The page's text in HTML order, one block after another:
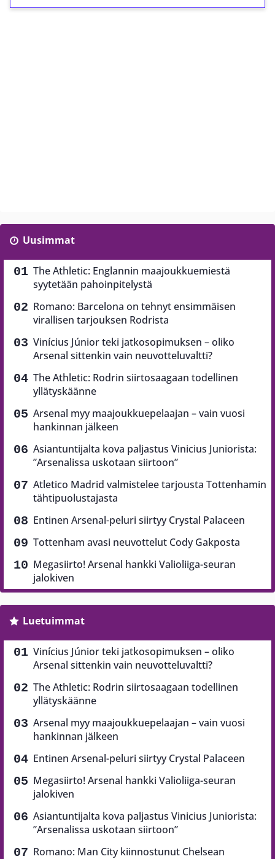
Uusimmat
The Athletic: Englannin maajoukkuemiestä
syytetään pahoinpitelystä
Romano: Barcelona on tehnyt ensimmäisen
virallisen tarjouksen Rodrista
Vinícius Júnior teki jatkosopimuksen – oliko
Arsenal sittenkin vain neuvotteluvaltti?
The Athletic: Rodrin siirtosaagaan todellinen
yllätyskäänne
Arsenal myy maajoukkuepelaajan – vain vuosi
hankinnan jälkeen
Asiantuntijalta kova paljastus Vinicius Juniorista:
”Arsenalissa uskotaan siirtoon”
Atletico Madrid valmistelee tarjousta Tottenhamin
tähtipuolustajasta
Entinen Arsenal-peluri siirtyy Crystal Palaceen
Tottenham avasi neuvottelut Cody Gakposta
Megasiirto! Arsenal hankki Valioliiga-seuran
jalokiven
Luetuimmat
Vinícius Júnior teki jatkosopimuksen – oliko
Arsenal sittenkin vain neuvotteluvaltti?
The Athletic: Rodrin siirtosaagaan todellinen
yllätyskäänne
Arsenal myy maajoukkuepelaajan – vain vuosi
hankinnan jälkeen
Entinen Arsenal-peluri siirtyy Crystal Palaceen
Megasiirto! Arsenal hankki Valioliiga-seuran
jalokiven
Asiantuntijalta kova paljastus Vinicius Juniorista:
”Arsenalissa uskotaan siirtoon”
Romano: Man City kiinnostunut Chelsean